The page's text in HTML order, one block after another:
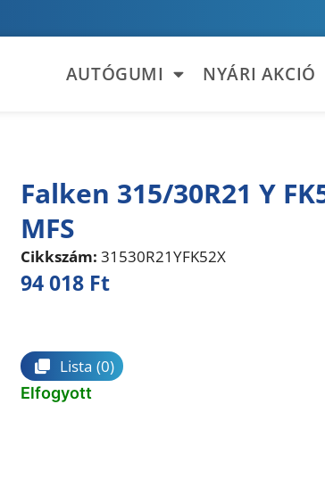
AUTÓGUMI NYÁRI AKCIÓ
Falken 315/30R21 Y
MFS
Cikkszám: 31530R21YFK52X
94 018 Ft
Lista (0)
Elfogyott